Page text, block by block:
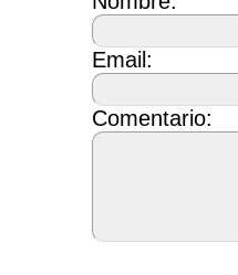
Email:
Comentario: